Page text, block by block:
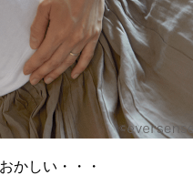
かしい・・・